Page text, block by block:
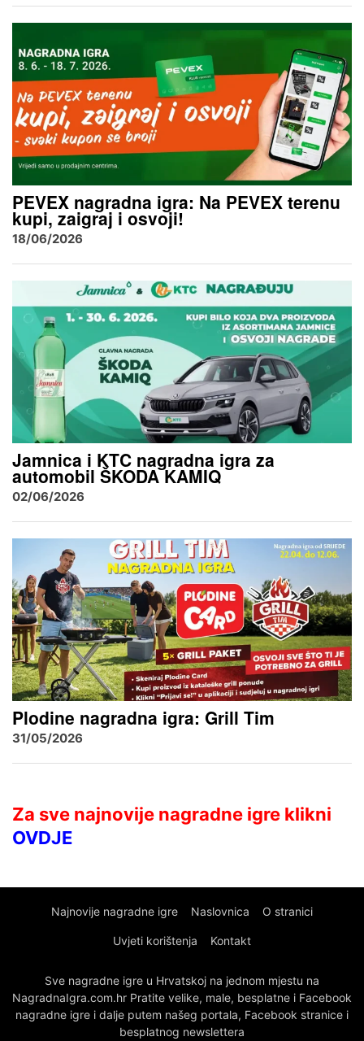
PEVEX nagradna igra: Na PEVEX terenu
kupi, zaigraj i osvoji!
18/06/2026
Jamnica i KTC nagradna igra za
automobil ŠKODA KAMIQ
02/06/2026
Plodine nagradna igra: Grill Tim
31/05/2026
Za sve najnovije nagradne igre klikni
OVDJE
Najnovije nagradne igre Naslovnica O stranici
Uvjeti korištenja Kontakt
Sve nagradne igre u Hrvatskoj na jednom mjestu na
NagradnaIgra.com.hr Pratite velike, male, besplatne i Facebook
nagradne igre i dalje putem našeg portala, Facebook stranice i
besplatnog newslettera